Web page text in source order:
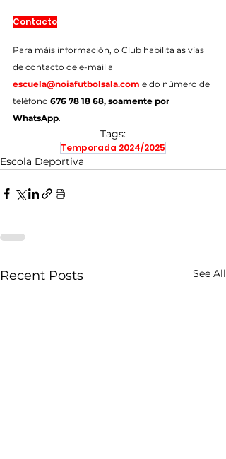
Contacto
Para máis información, o Club habilita as vías
de contacto de e-mail a
escuela@noiafutbolsala.com e do número de
teléfono 676 78 18 68, soamente por
WhatsApp.
Tags:
Temporada 2024/2025
Escola Deportiva
Recent Posts See All